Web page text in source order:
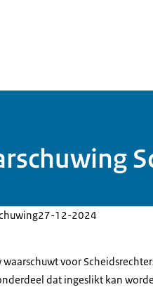
27-12-2024
waarschuwt voor
dat ingeslikt kan